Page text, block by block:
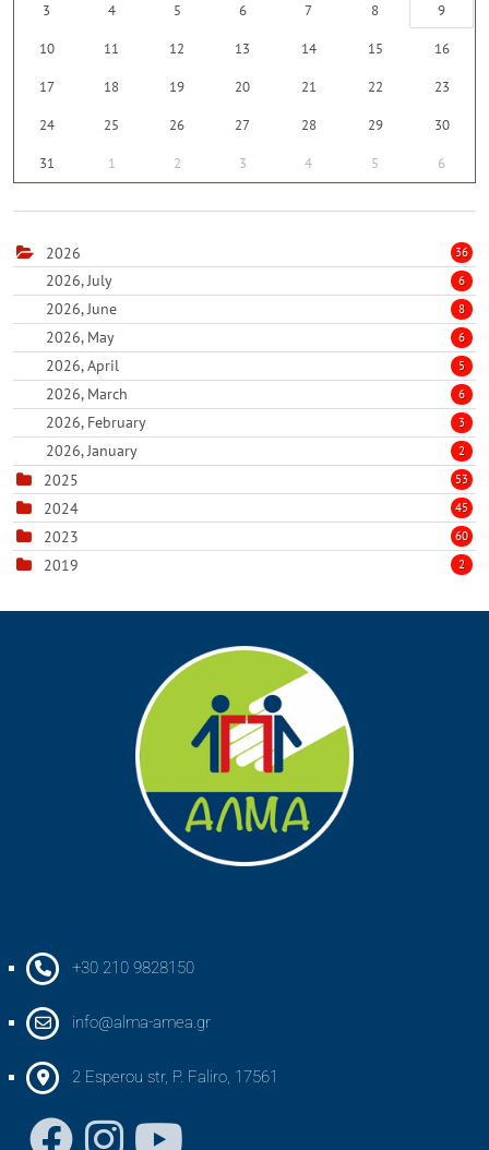
3 4 5 6 7 8 9
10 11 12 13 14 15 16
17 18 19 20 21 22 23
24 25 26 27 28 29 30
31 1 2 3 4 5 6
2026 36
2026, July 6
2026, June 8
2026, May 6
2026, April 5
2026, March 6
2026, February 3
2026, January 2
2025 53
2024 45
2023 60
2019 2
+30 210 9828150
info@alma-amea.gr
2 Esperou str, P. Faliro, 17561